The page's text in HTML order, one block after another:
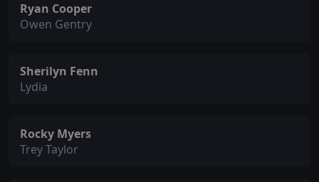
Ryan Cooper
Owen Gentry
Sherilyn Fenn
Lydia
Rocky Myers
Trey Taylor